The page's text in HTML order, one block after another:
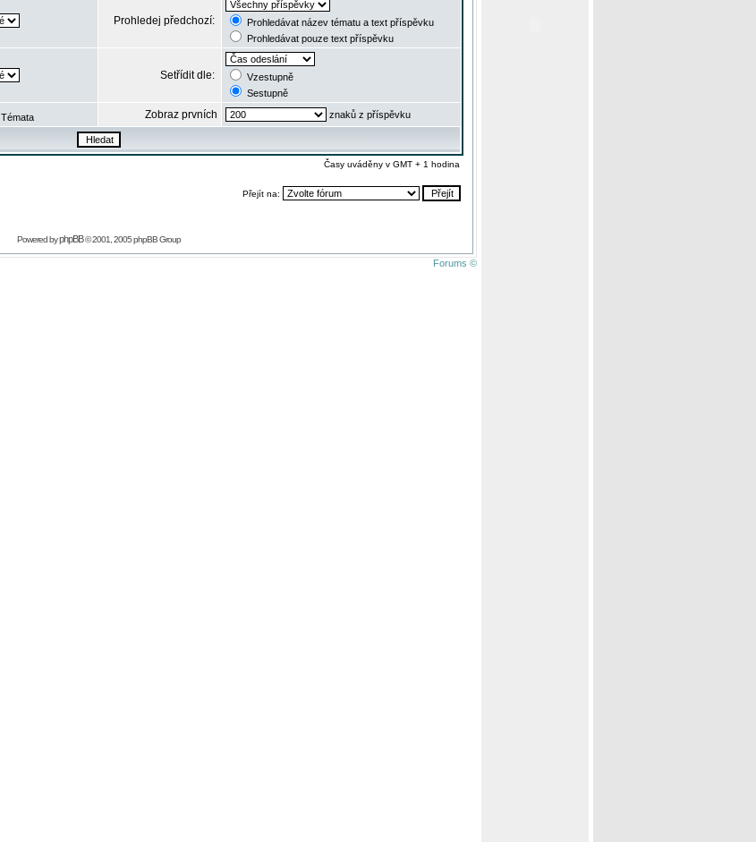
Prohledej předchozí:
Prohledávat název tématu a text příspěvku
Prohledávat pouze text příspěvku
Setřídit dle:
Vzestupně
Sestupně
Témata Zobraz prvních znaků z příspěvku
Časy uváděny v GMT + 1 hodina
Přejít na:
Powered byphpBB© 2001, 2005 phpBB Group
Forums ©